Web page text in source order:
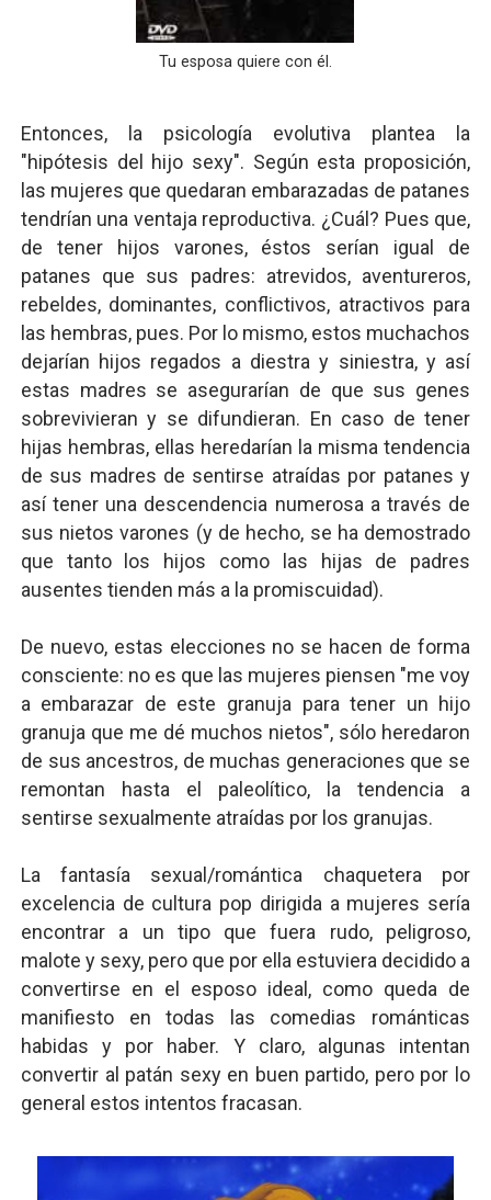
Tu esposa quiere con él.
Entonces, la psicología evolutiva plantea la
"hipótesis del hijo sexy". Según esta proposición,
las mujeres que quedaran embarazadas de patanes
tendrían una ventaja reproductiva. ¿Cuál? Pues que,
de tener hijos varones, éstos serían igual de
patanes que sus padres: atrevidos, aventureros,
rebeldes, dominantes, conflictivos, atractivos para
las hembras, pues. Por lo mismo, estos muchachos
dejarían hijos regados a diestra y siniestra, y así
estas madres se asegurarían de que sus genes
sobrevivieran y se difundieran. En caso de tener
hijas hembras, ellas heredarían la misma tendencia
de sus madres de sentirse atraídas por patanes y
así tener una descendencia numerosa a través de
sus nietos varones (y de hecho, se ha demostrado
que tanto los hijos como las hijas de padres
ausentes tienden más a la promiscuidad).
De nuevo, estas elecciones no se hacen de forma
consciente: no es que las mujeres piensen "me voy
a embarazar de este granuja para tener un hijo
granuja que me dé muchos nietos", sólo heredaron
de sus ancestros, de muchas generaciones que se
remontan hasta el paleolítico, la tendencia a
sentirse sexualmente atraídas por los granujas.
La fantasía sexual/romántica chaquetera por
excelencia de cultura pop dirigida a mujeres sería
encontrar a un tipo que fuera rudo, peligroso,
malote y sexy, pero que por ella estuviera decidido a
convertirse en el esposo ideal, como queda de
manifiesto en todas las comedias románticas
habidas y por haber. Y claro, algunas intentan
convertir al patán sexy en buen partido, pero por lo
general estos intentos fracasan.